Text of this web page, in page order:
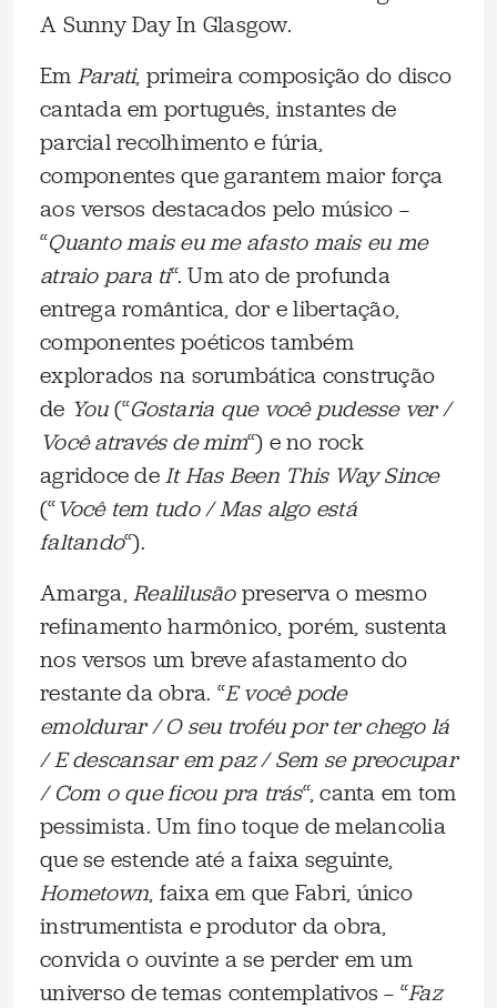
A Sunny Day In Glasgow.
Em Parati, primeira composição do disco
cantada em português, instantes de
parcial recolhimento e fúria,
componentes que garantem maior força
aos versos destacados pelo músico —
“Quanto mais eu me afasto mais eu me
atraio para ti“. Um ato de profunda
entrega romântica, dor e libertação,
componentes poéticos também
explorados na sorumbática construção
de You(“Gostaria que você pudesse ver /
Você através de mim“) e no rock
agridoce deIt Has Been This Way Since
(“Você tem tudo / Mas algo está
faltando“).
Amarga,Realilusãopreserva o mesmo
refinamento harmônico, porém, sustenta
nos versos um breve afastamento do
restante da obra. “E você pode
emoldurar / O seu troféu por ter chego lá
/ E descansar em paz / Sem se preocupar
/ Com o que ficou pra trás“, canta em tom
pessimista. Um fino toque de melancolia
que se estende até a faixa seguinte,
Hometown, faixa em que Fabri, único
instrumentista e produtor da obra,
convida o ouvinte a se perder em um
universo de temas contemplativos — “Faz